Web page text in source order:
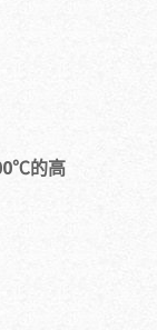
的高